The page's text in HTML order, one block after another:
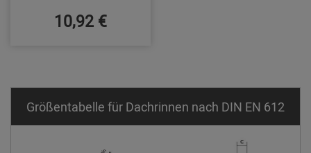
10,92 €
Größentabelle für Dachrinnen nach DIN EN 612